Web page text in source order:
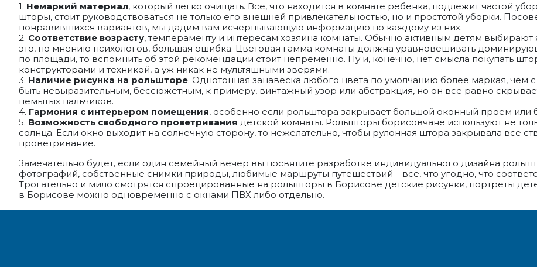
1. Немаркий материал, который легко очищать. Все, что находится в комнате ребенка, подлежит частой
шторы, стоит руководствоваться не только его внешней привлекательностью, но и простотой уборки.
понравившихся вариантов, мы дадим вам исчерпывающую информацию по каждому из них.
2. Соответствие возрасту, темпераменту и интересам хозяина комнаты. Обычно активным детям выбирают
это, по мнению психологов, большая ошибка. Цветовая гамма комнаты должна уравновешивать
по площади, то вспомнить об этой рекомендации стоит непременно. Ну и, конечно, нет смысла покупать
конструкторами и техникой, а уж никак не мультяшными зверями.
3. Наличие рисунка на рольшторе. Однотонная занавеска любого цвета по умолчанию более маркая,
быть невыразительным, бессюжетным, к примеру, винтажный узор или абстракция, но он все равно
немытых пальчиков.
4. Гармония с интерьером помещения, особенно если рольштора закрывает большой оконный проем или
5. Возможность свободного проветривания детской комнаты. Рольшторы борисовчане используют не
солнца. Если окно выходит на солнечную сторону, то нежелательно, чтобы рулонная штора закрывала все
проветривание.
Замечательно будет, если один семейный вечер вы посвятите разработке индивидуального дизайна
фотографий, собственные снимки природы, любимые маршруты путешествий – все, что угодно, что
Трогательно и мило смотрятся спроецированные на рольшторы в Борисове детские рисунки, портреты
в Борисове можно одновременно с окнами ПВХ либо отдельно.